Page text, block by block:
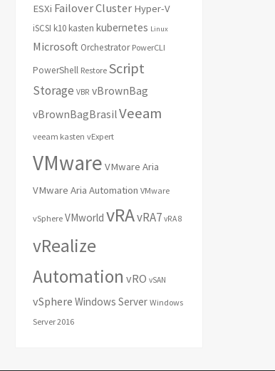
ESXi Failover Cluster Hyper-V
iSCSI k10 kasten kubernetes Linux
Microsoft Orchestrator PowerCLI
PowerShell Restore Script
Storage VBR vBrownBag
vBrownBagBrasilVeeam
veeam kasten vExpert
VMware VMware Aria
VMware Aria Automation VMware
vSphere VMworld vRAvRA7 vRA 8
vRealize
Automation vRO vSAN
vSphere Windows Server Windows
Server 2016